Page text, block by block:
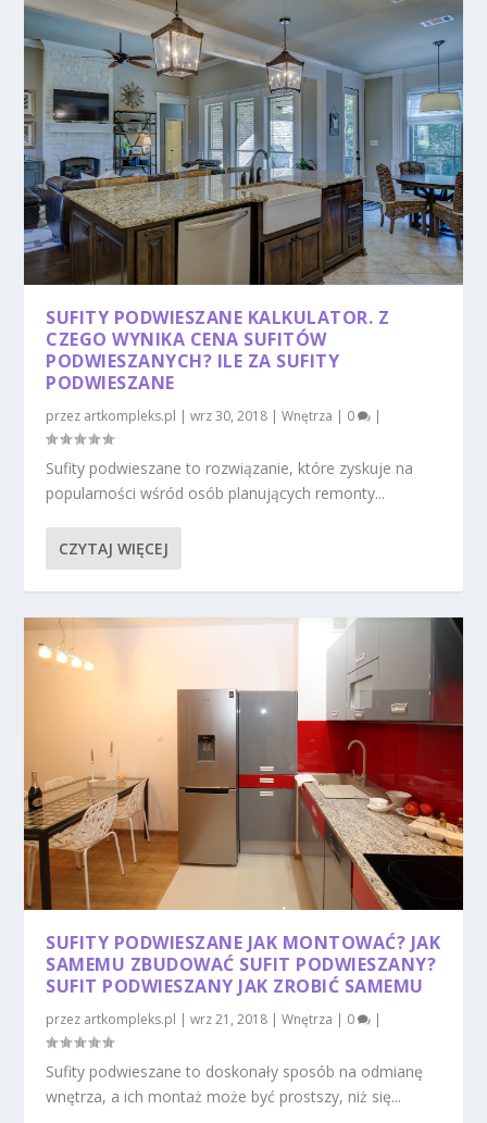
SUFITY PODWIESZANE KALKULATOR. Z
CZEGO WYNIKA CENA SUFITÓW
PODWIESZANYCH? ILE ZA SUFITY
PODWIESZANE
przez artkompleks.pl |wrz 30, 2018 |Wnętrza | 0 |
Sufity podwieszane to rozwiązanie, które zyskuje na
popularności wśród osób planujących remonty...
CZYTAJ WIĘCEJ
SUFITY PODWIESZANE JAK MONTOWAĆ? JAK
SAMEMU ZBUDOWAĆ SUFIT PODWIESZANY?
SUFIT PODWIESZANY JAK ZROBIĆ SAMEMU
przez artkompleks.pl |wrz 21, 2018 |Wnętrza | 0 |
Sufity podwieszane to doskonały sposób na odmianę
wnętrza, a ich montaż może być prostszy, niż się...